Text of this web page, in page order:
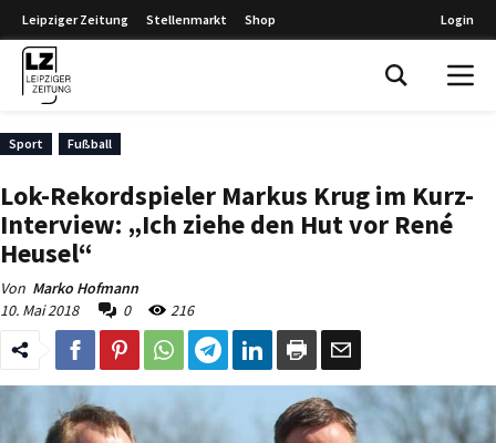
Leipziger Zeitung Stellenmarkt Shop Login
Sport Fußball
Lok-Rekordspieler Markus Krug im Kurz-
Interview: „Ich ziehe den Hut vor René
Heusel“
Von Marko Hofmann
10. Mai 2018
0 216